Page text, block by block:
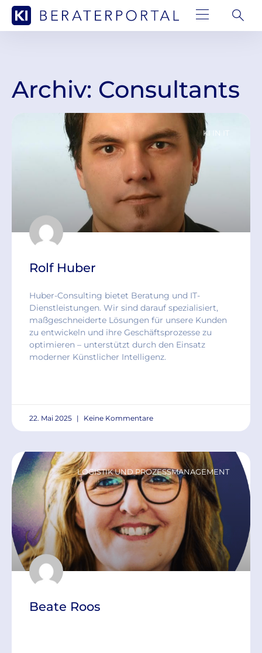
Archiv: Consultants
KI IN IT
Rolf Huber
Huber-Consulting bietet Beratung und IT-
Dienstleistungen. Wir sind darauf spezialisiert,
maßgeschneiderte Lösungen für unsere Kunden
zu entwickeln und ihre Geschäftsprozesse zu
optimieren – unterstützt durch den Einsatz
moderner Künstlicher Intelligenz.
22. Mai 2025 Keine Kommentare
LOGISTIK UND PROZESSMANAGEMENT
Beate Roos